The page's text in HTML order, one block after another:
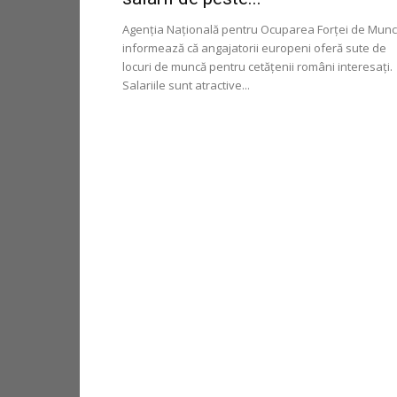
Agenţia Naţională pentru Ocuparea Forţei de
informează că angajatorii europeni oferă sute de
locuri de muncă pentru cetățenii români interesați.
Salariile sunt atractive...